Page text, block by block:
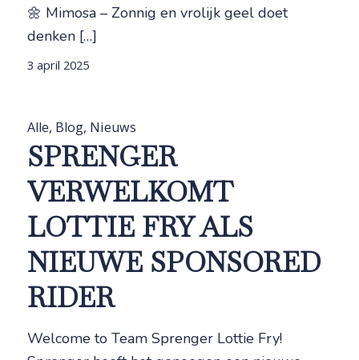
🌼 Mimosa – Zonnig en vrolijk geel doet
denken […]
3 april 2025
Alle, Blog, Nieuws
SPRENGER
VERWELKOMT
LOTTIE FRY ALS
NIEUWE SPONSORED
RIDER
Welcome to Team Sprenger Lottie Fry!